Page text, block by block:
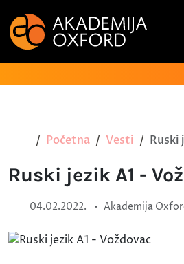
Početna Vesti Ruski
Ruski jezik A1 -
04.02.2022. • Akademija